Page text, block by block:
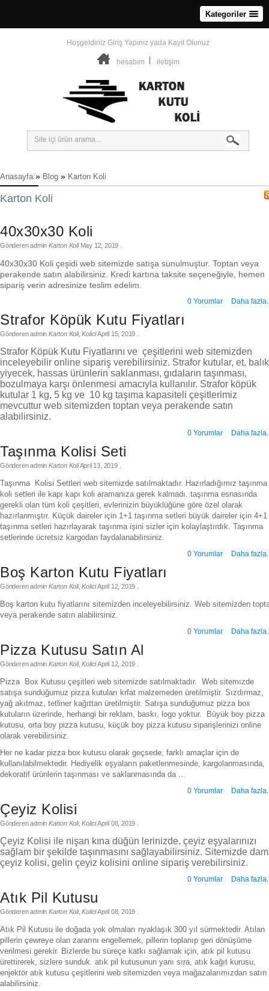
Kategoriler
Hoşgeldiniz Giriş Yapınız yada Kayıt Olunuz
hesabım iletişim
Anasayfa » Blog » Karton Koli
Karton Koli
40x30x30 Koli
Gönderenadmin Karton Koli May 12, 2019
40x30x30 Koli çeşidi web sitemizde satışa sunulmuştur. Toptan veya
perakende satın alabilirsiniz. Kredi kartına taksite seçeneğiyle, hemen
sipariş verin adresinize teslim edelim.
0 Yorumlar Daha
Strafor Köpük Kutu Fiyatları
Gönderenadmin Karton Koli,KoliciApril 15, 2019
Strafor Köpük Kutu Fiyatlarını ve çeşitlerini web sitemizden
inceleyebilir online sipariş verebilirsiniz. Strafor kutular, et,
yiyecek, hassas ürünlerin saklanması, gıdaların taşınması,
bozulmaya karşı önlenmesi amacıyla kullanılır. Strafor köpük
kutular 1 kg, 5 kg ve 10 kg taşıma kapasiteli çeşitlerimiz
mevcuttur web sitemizden toptan veya perakende satın
alabilirsiniz.
0 Yorumlar Daha
Taşınma Kolisi Seti
Gönderenadmin Karton KoliApril 13, 2019.
Taşınma Kolisi Settleri web sitemizde satılmaktadır. Hazırladığımız taşınma
koli setleri ile kapı kapı koli aramanıza gerek kalmadı. taşınma esnasında
gerekli olan tüm koli çeşitleri, evlerinizin büyüklüğüne göre özel olarak
hazırlanmıştır. Küçük daireler için 1+1 taşınma setleri büyük daireler için 4+1
taşınma setleri hazırlayarak taşınma işini sizler için kolaylaştırdık. Taşınma
setlerinde ücretsiz kargodan faydalanabilirsiniz.
0 Yorumlar Daha
Boş Karton Kutu Fiyatları
Gönderenadmin Karton Koli,KoliciApril 12, 2019
Boş karton kutu fiyatlarını sitemizden inceleyebilirsiniz. Web sitemizden
veya perakende satın alabilirsiniz.
0 Yorumlar Daha
Pizza Kutusu Satın Al
Gönderenadmin Karton Koli,KoliciApril 12, 2019
Pizza Box Kutusu çeşitleri web sitemizde satılmaktadır. Web sitemızde
satışa sunduğumuz pizza kutuları krfat malzemeden üretilmiştir. Sızdırmaz,
yağ akıtmaz, tetliner kağıttan üretilmiştir. Satışa sunduğumuz pizza box
kutuların üzerinde, herhangi bir reklam, baskı, logo yoktur. Büyük boy pizza
kutusu, orta boy pizza kutusu, küçük boy pizza kutusu siparişlerinizi online
olarak verebilirsiniz.
Her ne kadar pizza box kutusu olarak geçsede, farklı amaçlar için de
kullanılabilmektedir. Hediyelik eşyaların paketlenmesinde, kargolanmasında,
dekoratif ürünlerin taşınması ve saklanmasında da ...
0 Yorumlar Daha
Çeyiz Kolisi
Gönderenadmin Karton Koli,KoliciApril 08, 2019
Çeyiz Kolisi ile nişan kına düğün lerinizde, çeyiz eşyalarınızı
sağlam bir şekilde taşınmasını sağlayabilirsiniz. Sitemizde
çeyiz kolisi, gelin çeyiz kolisini online sipariş verebilirsiniz.
0 Yorumlar Daha
Atık Pil Kutusu
Gönderenadmin Karton Koli,KoliciApril 08, 2019
Atık Pil Kutusu ile doğada yok olmaları nyaklaşık 300 yıl sürmektedir. Atılan
pillerin çewreye olan zararını engellemek, pillerin toplanıp geri dönüşüme
verilmesi gerekir. Bizlerde bu süreçe katkı sağlamak için, atık pil kutusu
ürettirerek, sizlere sunduk. atık pil kutusunun yanı sıra, atık kağıt kurusu,
enjektör atık kutusu çeşitlerini web sitemizden veya mağazalarımızdan satın
alabilirsiniz.